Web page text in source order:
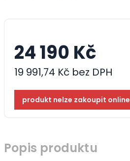
24 190 Kč
19 991,74 Kč bez DPH
produkt nelze zakoupit online
Popis produktu